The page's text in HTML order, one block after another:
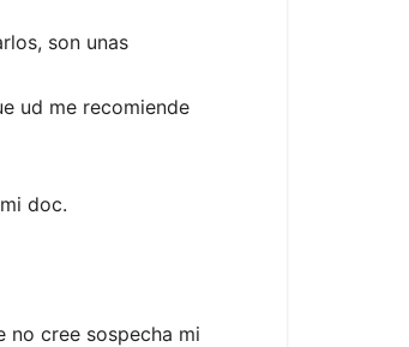
son unas
ud me recomiende
doc.
no cree sospecha mi